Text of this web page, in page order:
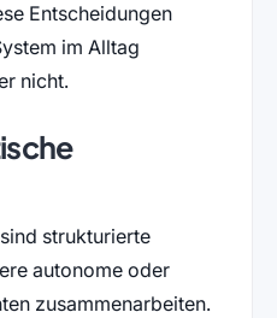
Entscheidungen
im Alltag
nicht.
strukturierte
autonome oder
zusammenarbeiten.